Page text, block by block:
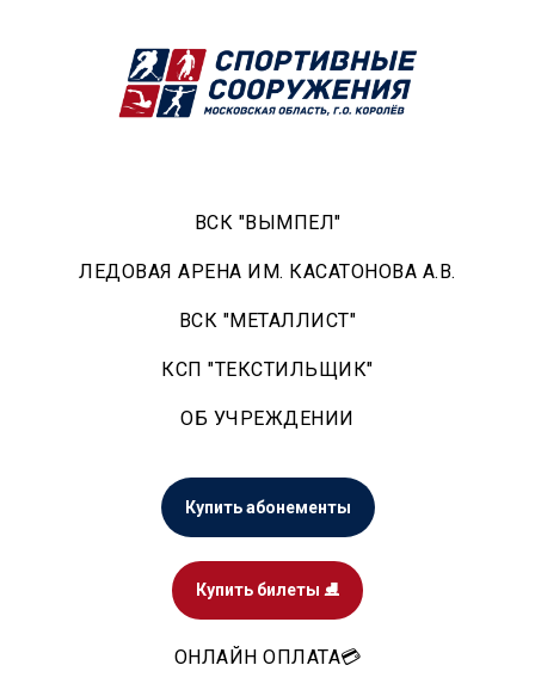
ВСК "ВЫМПЕЛ"
ЛЕДОВАЯ АРЕНА ИМ. КАСАТОНОВА А.В.
ВСК "МЕТАЛЛИСТ"
КСП "ТЕКСТИЛЬЩИК"
ОБ УЧРЕЖДЕНИИ
Купить абонементы
Купить билеты ⛸️
ОНЛАЙН ОПЛАТА💳